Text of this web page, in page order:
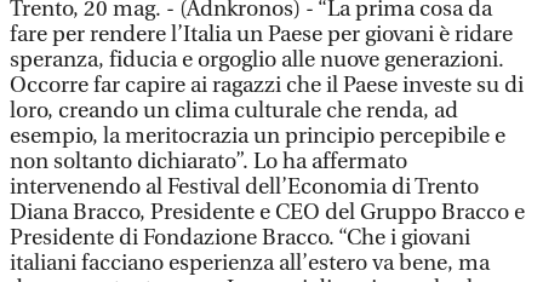
Trento, 20 mag. - (Adnkronos) - “La prima cosa da
fare per rendere l’Italia un Paese per giovani è ridare
speranza, fiducia e orgoglio alle nuove generazioni.
Occorre far capire ai ragazzi che il Paese investe su di
loro, creando un clima culturale che renda, ad
esempio, la meritocrazia un principio percepibile e
non soltanto dichiarato”. Lo ha affermato
intervenendo al Festival dell’Economia di Trento
Diana Bracco, Presidente e CEO del Gruppo Bracco e
Presidente di Fondazione Bracco. “Che i giovani
italiani facciano esperienza all’estero va bene, ma